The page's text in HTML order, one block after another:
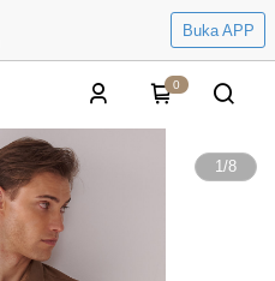
Buka APP
0
1/8